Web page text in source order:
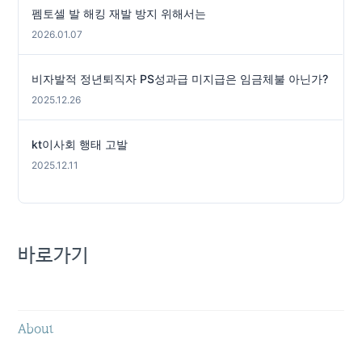
펨토셀 발 해킹 재발 방지 위해서는
2026.01.07
비자발적 정년퇴직자 PS성과급 미지급은 임금체불 아닌가?
2025.12.26
kt이사회 행태 고발
2025.12.11
바로가기
About